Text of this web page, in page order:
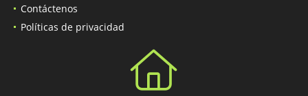
Contáctenos
Políticas de privacidad